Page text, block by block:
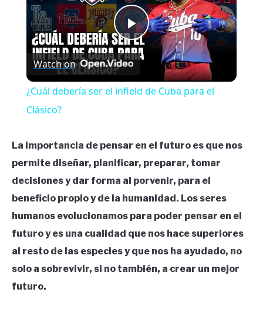
Play
Video
Watch on
¿Cuál debería ser el infield de Cuba para el
Clásico?
La importancia de pensar en el futuro es que nos
permite diseñar, planificar, preparar, tomar
decisiones y dar forma al porvenir, para el
beneficio propio y de la humanidad. Los seres
humanos evolucionamos para poder pensar en el
futuro y es una cualidad que nos hace superiores
al resto de las especies y que nos ha ayudado, no
solo a sobrevivir, si no también, a crear un mejor
futuro.